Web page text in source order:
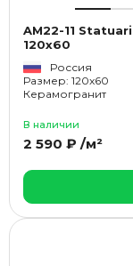
AM22-11
120х60
Россия
Размер: 120x60
Керамогранит
В наличии
2 590 ₽ /м²